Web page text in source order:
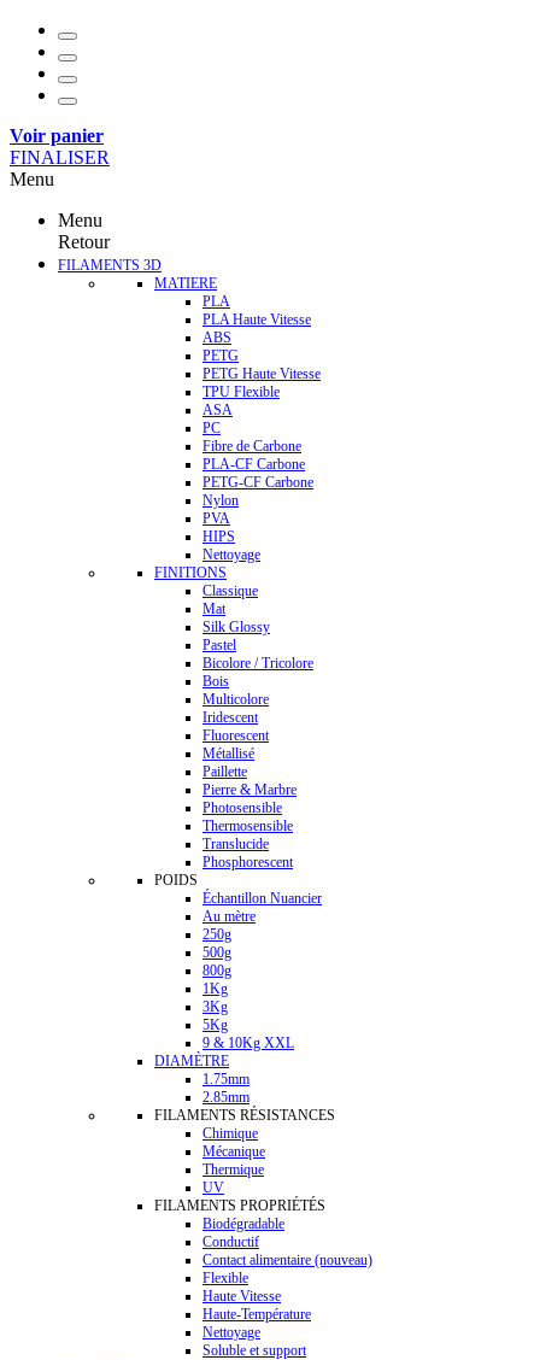
Voir panier
FINALISER
Menu
Menu
Retour
FILAMENTS 3D
MATIERE
PLA
PLA Haute Vitesse
ABS
PETG
PETG Haute Vitesse
TPU Flexible
ASA
PC
Fibre de Carbone
PLA-CF Carbone
PETG-CF Carbone
Nylon
PVA
HIPS
Nettoyage
FINITIONS
Classique
Mat
Silk Glossy
Pastel
Bicolore / Tricolore
Bois
Multicolore
Iridescent
Fluorescent
Métallisé
Paillette
Pierre & Marbre
Photosensible
Thermosensible
Translucide
Phosphorescent
POIDS
Échantillon Nuancier
Au mètre
250g
500g
800g
1Kg
3Kg
5Kg
9 & 10Kg XXL
DIAMÈTRE
1.75mm
2.85mm
FILAMENTS RÉSISTANCES
Chimique
Mécanique
Thermique
UV
FILAMENTS PROPRIÉTÉS
Biodégradable
Conductif
Contact alimentaire (nouveau)
Flexible
Haute Vitesse
Haute-Température
Nettoyage
Soluble et support